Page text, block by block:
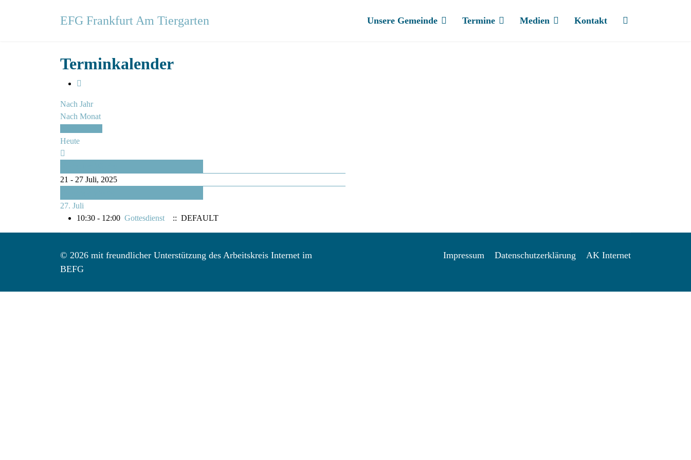
EFG Frankfurt Am Tiergarten Unsere Gemeinde Termine Medien Kontakt
Terminkalender
Nach Jahr
Nach Monat
Heute
21 - 27 Juli, 2025
27. Juli
10:30 - 12:00 Gottesdienst :: DEFAULT
© 2026 mit freundlicher Unterstützung des Arbeitskreis Internet im
BEFG
Impressum Datenschutzerklärung AK Internet